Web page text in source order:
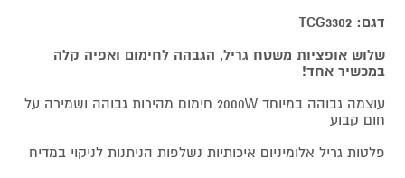
דגם: TCG3302
שלוש אופציות משטח גריל, הגבהה לחימום ואפיה קלה
במכשיר אחד!
עוצמה גבוהה במיוחד 2000W חימום מהירות גבוהה ושמירה על
חום קבוע
פלטות גריל אלומיניום איכותיות נשלפות הניתנות לניקוי במדיח